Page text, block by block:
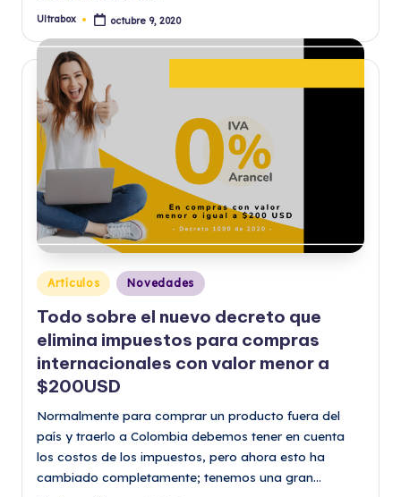
Publicado
Ultrabox octubre 9, 2020
Publicado
en
Artículos Novedades
Todo sobre el nuevo decreto que
elimina impuestos para compras
internacionales con valor menor a
$200USD
Normalmente para comprar un producto fuera del
país y traerlo a Colombia debemos tener en cuenta
los costos de los impuestos, pero ahora esto ha
cambiado completamente; tenemos una gran…